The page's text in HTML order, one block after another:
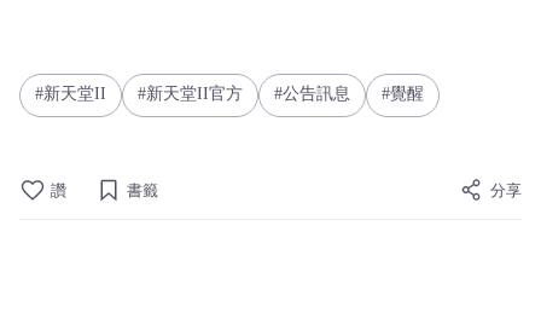
新天堂II 新天堂II官方 公告訊息 覺醒
讚 書籤 分享